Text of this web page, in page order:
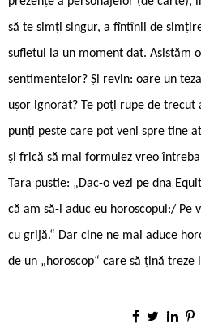
să te simți singur, a fîntînii de
sufletul la un moment dat. Asistăm
sentimentelor? Și revin: oare un
ușor ignorat? Te poți rupe de trecut
punți peste care pot veni spre tine
și frică să mai formulez vreo
Țara pustie: „Dac-o vezi pe dna
că am să-i aduc eu horoscopul:/ Pe
cu grijă.“ Dar cine ne mai aduce
de un „horoscop“ care să țină